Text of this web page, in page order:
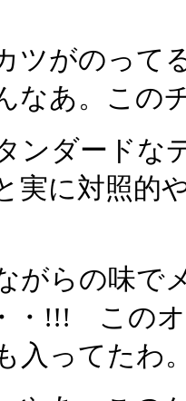
ツがのって
なあ。この
ンダードな
実に対照的
がらの味で
・!!! この
入ってたわ